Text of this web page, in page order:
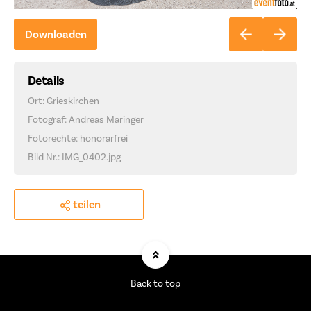
Downloaden
Details
Ort: Grieskirchen
Fotograf: Andreas Maringer
Fotorechte: honorarfrei
Bild Nr.: IMG_0402.jpg
teilen
Back to top